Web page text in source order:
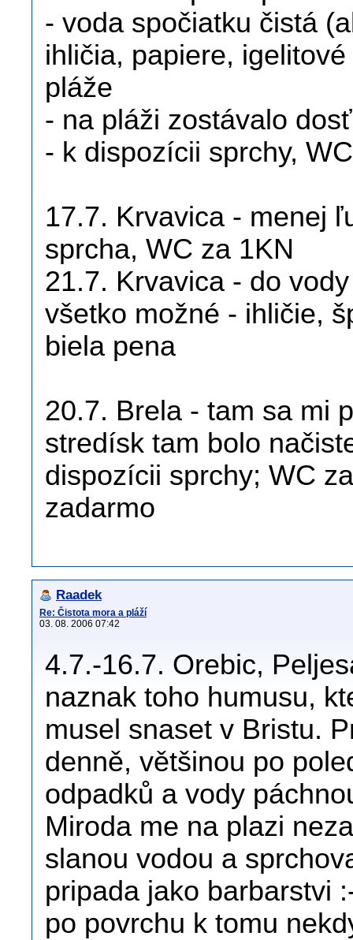
- voda spočiatku čistá
ihličia, papiere,
pláže
- na pláži zostávalo
- k dispozícii sprchy,
17.7. Krvavica - menej
sprcha, WC za 1KN
21.7. Krvavica - do
všetko možné - ihličie,
biela pena
20.7. Brela - tam sa mi
stredísk tam bolo
dispozícii sprchy; WC
zadarmo
Raadek
Re: Čistota mora a pláží
03. 08. 2006 07:42
4.7.-16.7. Orebic,
naznak toho humusu,
musel snaset v Bristu.
denně, většinou po
odpadků a vody
Miroda me na plazi
slanou vodou a
pripada jako barbarstvi
po povrchu k tomu